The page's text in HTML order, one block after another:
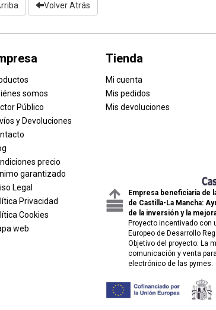
Volver Atrás
somos
Público
y Devoluciones
precio
garantizado
Legal
Privacidad
Cookies
web
Tienda
Mi cuenta
Mis pedidos
Mis devoluciones
Empresa beneficiaria de
de Castilla-La Mancha:
de la inversión y la
Proyecto incentivado con
Europeo de Desarrollo
Objetivo del proyecto: La
comunicación y venta
electrónico de las pymes.